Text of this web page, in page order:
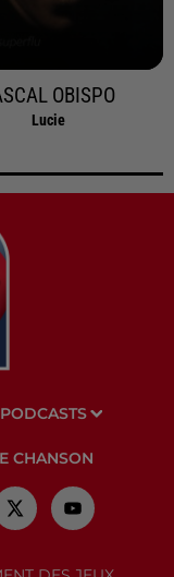
OBISPO
Lucie
PODCASTS
CHANSON